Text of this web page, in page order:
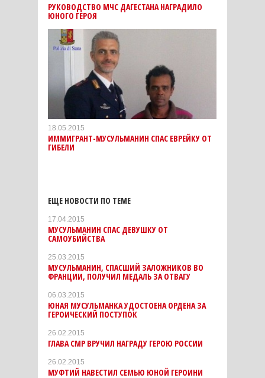
РУКОВОДСТВО МЧС ДАГЕСТАНА НАГРАДИЛО
ЮНОГО ГЕРОЯ
18.05.2015
ИММИГРАНТ-МУСУЛЬМАНИН СПАС ЕВРЕЙКУ ОТ
ГИБЕЛИ
ЕЩЕ НОВОСТИ ПО ТЕМЕ
17.04.2015
МУСУЛЬМАНИН СПАС ДЕВУШКУ ОТ
САМОУБИЙСТВА
25.03.2015
МУСУЛЬМАНИН, СПАСШИЙ ЗАЛОЖНИКОВ ВО
ФРАНЦИИ, ПОЛУЧИЛ МЕДАЛЬ ЗА ОТВАГУ
06.03.2015
ЮНАЯ МУСУЛЬМАНКА УДОСТОЕНА ОРДЕНА ЗА
ГЕРОИЧЕСКИЙ ПОСТУПОК
26.02.2015
ГЛАВА СМР ВРУЧИЛ НАГРАДУ ГЕРОЮ РОССИИ
26.02.2015
МУФТИЙ НАВЕСТИЛ СЕМЬЮ ЮНОЙ ГЕРОИНИ